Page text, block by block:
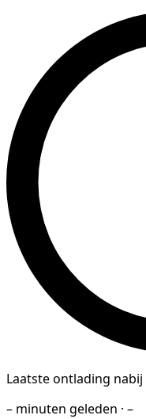
Laatste ontlading nabij
– minuten geleden · –